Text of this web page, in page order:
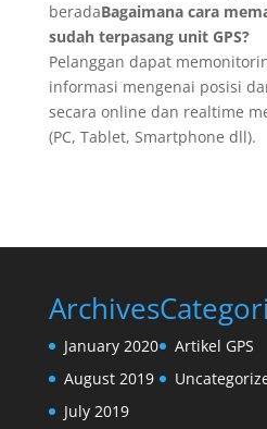
beradaBagaimana cara
sudah terpasang unit GPS?
Pelanggan dapat
informasi mengenai posisi
secara online dan realtime
(PC, Tablet, Smartphone dll).
Archives
January 2020
August 2019
July 2019
Artikel GPS